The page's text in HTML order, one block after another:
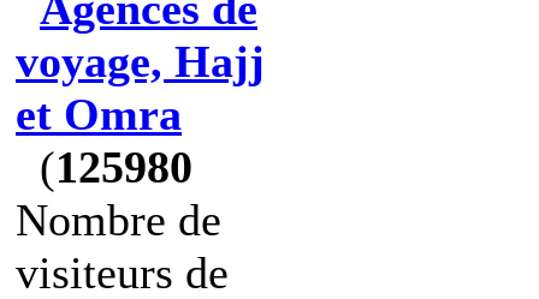
voyage, Hajj
et Omra
(125980
Nombre de
visiteurs de